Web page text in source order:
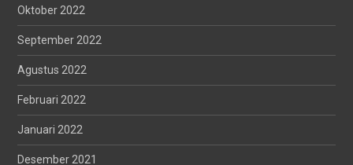
Oktober 2022
September 2022
Agustus 2022
Februari 2022
Januari 2022
Desember 2021